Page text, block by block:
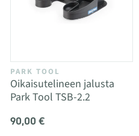
PARK TOOL
Oikaisutelineen jalusta
Park Tool TSB-2.2
90,00 €